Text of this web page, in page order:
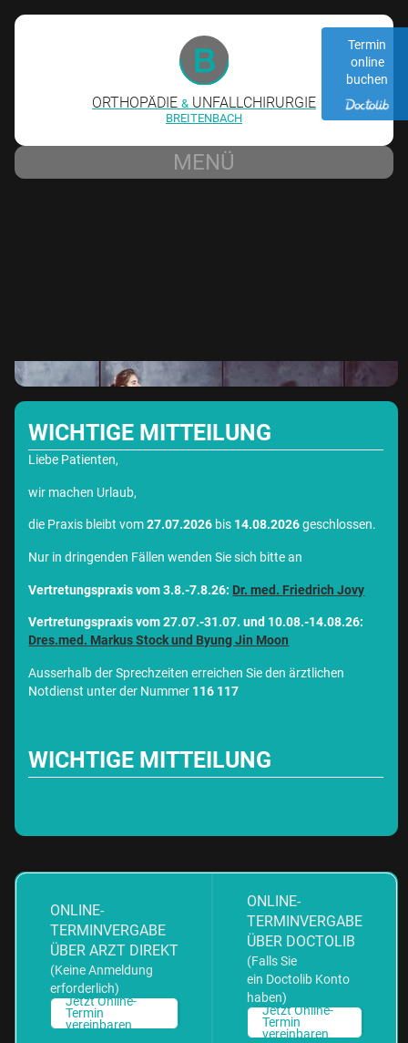
ORTHOPÄDIE & UNFALLCHIRURGIE
BREITENBACH
MENÜ
WICHTIGE MITTEILUNG
Liebe Patienten,
wir machen Urlaub,
die Praxis bleibt vom27.07.2026 bis 14.08.2026geschlossen.
Nur in dringenden Fällen wenden Sie sich bitte an
Vertretungspraxis vom 3.8.-7.8.26: Dr. med. Friedrich Jovy
Vertretungspraxis vom 27.07.-31.07. und 10.08.-14.08.26:
Dres.med. Markus Stock und Byung Jin Moon
Ausserhalb der Sprechzeiten erreichen Sie den ärztlichen
Notdienst unter der Nummer 116 117
WICHTIGE MITTEILUNG
ONLINE-
TERMINVERGABE
ÜBER ARZT DIREKT
(Keine Anmeldung
erforderlich)
Jetzt Online-
Termin
vereinbaren
ONLINE-
TERMINVERGABE
ÜBER DOCTOLIB
(Falls Sie
ein Doctolib Konto
haben)
Jetzt Online-
Termin
vereinbaren
Termin
online
buchen